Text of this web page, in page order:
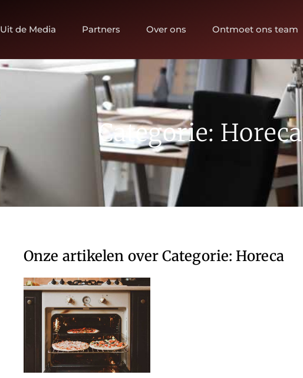
Uit de Media Partners Over ons Ontmoet ons team
Categorie: Horeca
Onze artikelen over Categorie: Horeca